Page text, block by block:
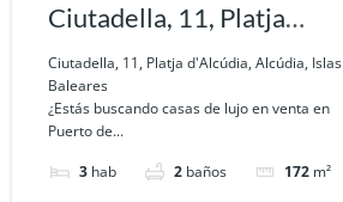
Ciutadella, 11, Platja
d'Alcúdia, Alcúdia, Islas
Baleares
Ciutadella, 11, Platja d'Alcúdia, Alcúdia, Islas
Baleares
¿Estás buscando casas de lujo en venta en
Puerto de...
3 hab 2 baños 172 m²